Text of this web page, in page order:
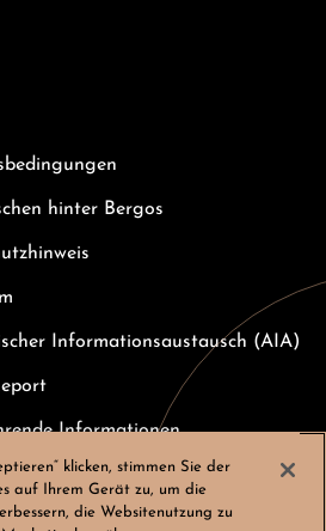
hinter Bergos
Informationsaustausch (AIA)
Informationen
zur Einlagensicherung
klicken, stimmen Sie der
auf Ihrem Gerät zu, um die
die Websitenutzung zu